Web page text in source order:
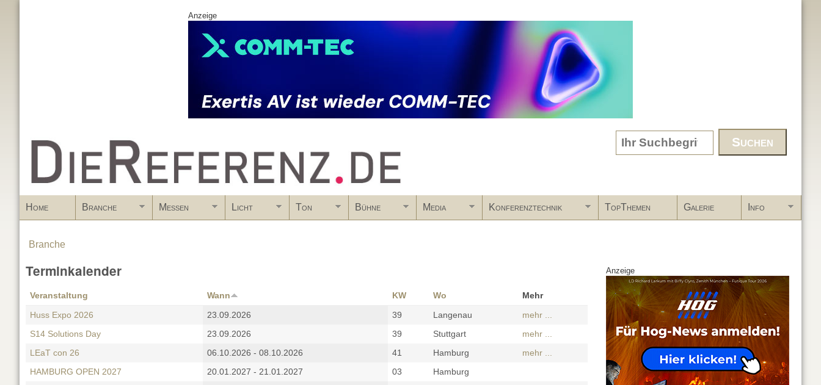
Anzeige
www.DieReferenz.de Search form
Home Branche Messen Licht Ton Bühne Media Konferenztechnik TopThemen Galerie Info
You are here
Branche
Terminkalender
Veranstaltung Wann KW Wo
Mehr
Huss Expo 2026
23.09.2026 39 Langenau
mehr ...
S14 Solutions Day
23.09.2026 39 Stuttgart
mehr ...
LEaT con 26
06.10.2026 -08.10.2026 41 Hamburg
mehr ...
HAMBURG OPEN 2027
20.01.2027 - 21.01.2027 03
Hamburg
Anzeige